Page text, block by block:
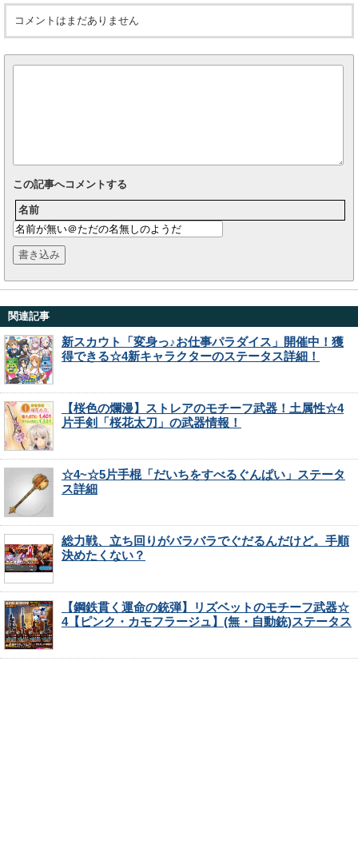
コメントはまだありません
この記事へコメントする
名前
関連記事
新スカウト「変身っ♪お仕事パラダイス」開催中！獲
得できる☆4新キャラクターのステータス詳細！
【桜色の爛漫】ストレアのモチーフ武器！土属性☆4
片手剣「桜花太刀」の武器情報！
☆4~☆5片手棍「だいちをすべるぐんぱい」ステータ
ス詳細
総力戦、立ち回りがバラバラでぐだるんだけど。手順
決めたくない？
【鋼鉄貫く運命の銃弾】リズベットのモチーフ武器☆
4【ピンク・カモフラージュ】(無・自動銃)ステータス